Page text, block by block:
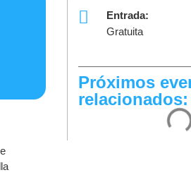
Entrada:
Gratuita
Próximos
relacionados: